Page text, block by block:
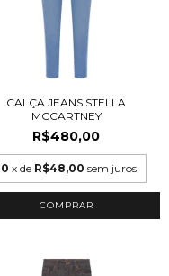
CALÇA JEANS STELLA
MCCARTNEY
R$480,00
x de R$48,00 sem juros
COMPRAR